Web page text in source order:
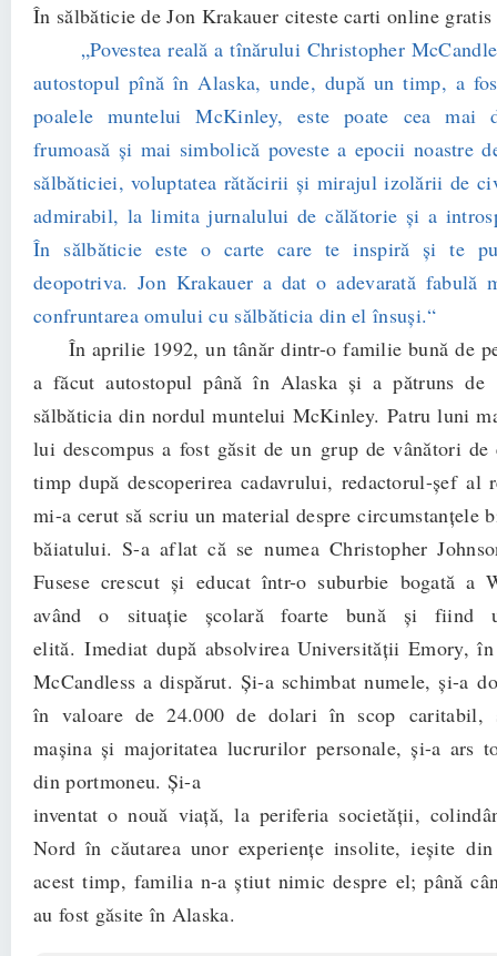
În sălbăticie de Jon Krakauer citeste carti online
„Povestea reală a tînărului Christopher
autostopul pînă în Alaska, unde, după un timp, a
poalele muntelui McKinley, este poate cea mai
frumoasă și mai simbolică poveste a epocii noastre
sălbăticiei, voluptatea rătăcirii și mirajul izolării de
admirabil, la limita jurnalului de călătorie și a
În sălbăticie este o carte care te inspiră și te
deopotriva. Jon Krakauer a dat o adevarată fabulă
confruntarea omului cu sălbăticia din el însuși.“
În aprilie 1992, un tânăr dintr-o familie bună de
a făcut autostopul până în Alaska şi a pătruns
sălbăticia din nordul muntelui McKinley. Patru luni
lui descompus a fost găsit de un grup de vânători
timp după descoperirea cadavrului, redactorul-şef al
mi-a cerut să scriu un material despre circumstanţele
băiatului. S-a aflat că se numea Christopher
Fusese crescut şi educat într-o suburbie bogată a
având o situaţie şcolară foarte bună şi fiind
elită. Imediat după absolvirea Universităţii Emory,
McCandless a dispărut. Şi-a schimbat numele, şi-a
în valoare de 24.000 de dolari în scop caritabil,
maşina şi majoritatea lucrurilor personale, şi-a ars
din portmoneu. Şi-a
inventat o nouă viaţă, la periferia societăţii,
Nord în căutarea unor experienţe insolite, ieşite
acest timp, familia n-a ştiut nimic despre el; până
au fost găsite în Alaska.